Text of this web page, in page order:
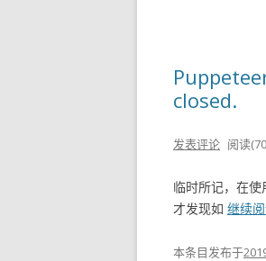
closed.
发表评论 阅读
临时所记，在
才发现如 继续
本条目发布于